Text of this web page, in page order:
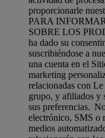
proporcionarle
PARA
SOBRE LOS
ha dado su
suscribiéndose a
una cuenta en el
marketing
relacionadas con
grupo, y afiliados y
sus preferencias.
electrónico, SMS o
medios